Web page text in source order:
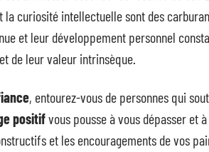
la curiosité intellectuelle sont des
et leur développement personnel
de leur valeur intrinsèque.
, entourez-vous de personnes qui
positifvous pousse à vous dépasser et
et les encouragements de vos